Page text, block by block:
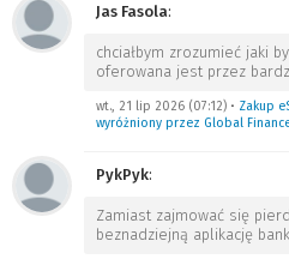
Jas Fasola:
chciałbym zrozumieć jaki
oferowana jest przez
wt., 21 lip 2026 (07:12) • Zakup
wyróżniony przez Global
PykPyk:
Zamiast zajmować się
beznadziejną aplikację